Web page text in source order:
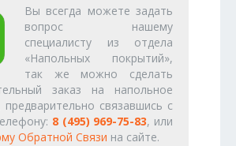
Вы всегда можете задать
вопрос нашему
специалисту из отдела
«Напольных покрытий»,
так же можно сделать
заказ на напольное
предварительно связавшись с
8 (495) 969-75-83, или
Обратной Связи на сайте.